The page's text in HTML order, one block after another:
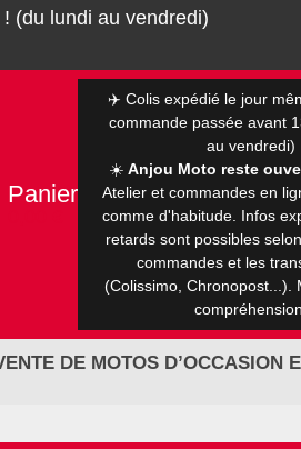
(du lundi au vendredi)
Panier
✈️ Colis expédié le jour
commande passée avant
au vendredi)
☀️ Anjou Moto reste
Atelier et commandes en
comme d'habitude. Infos
retards sont possibles
commandes et les
(Colissimo, Chronopost...).
compréhension.
DE MOTOS D’OCCASION